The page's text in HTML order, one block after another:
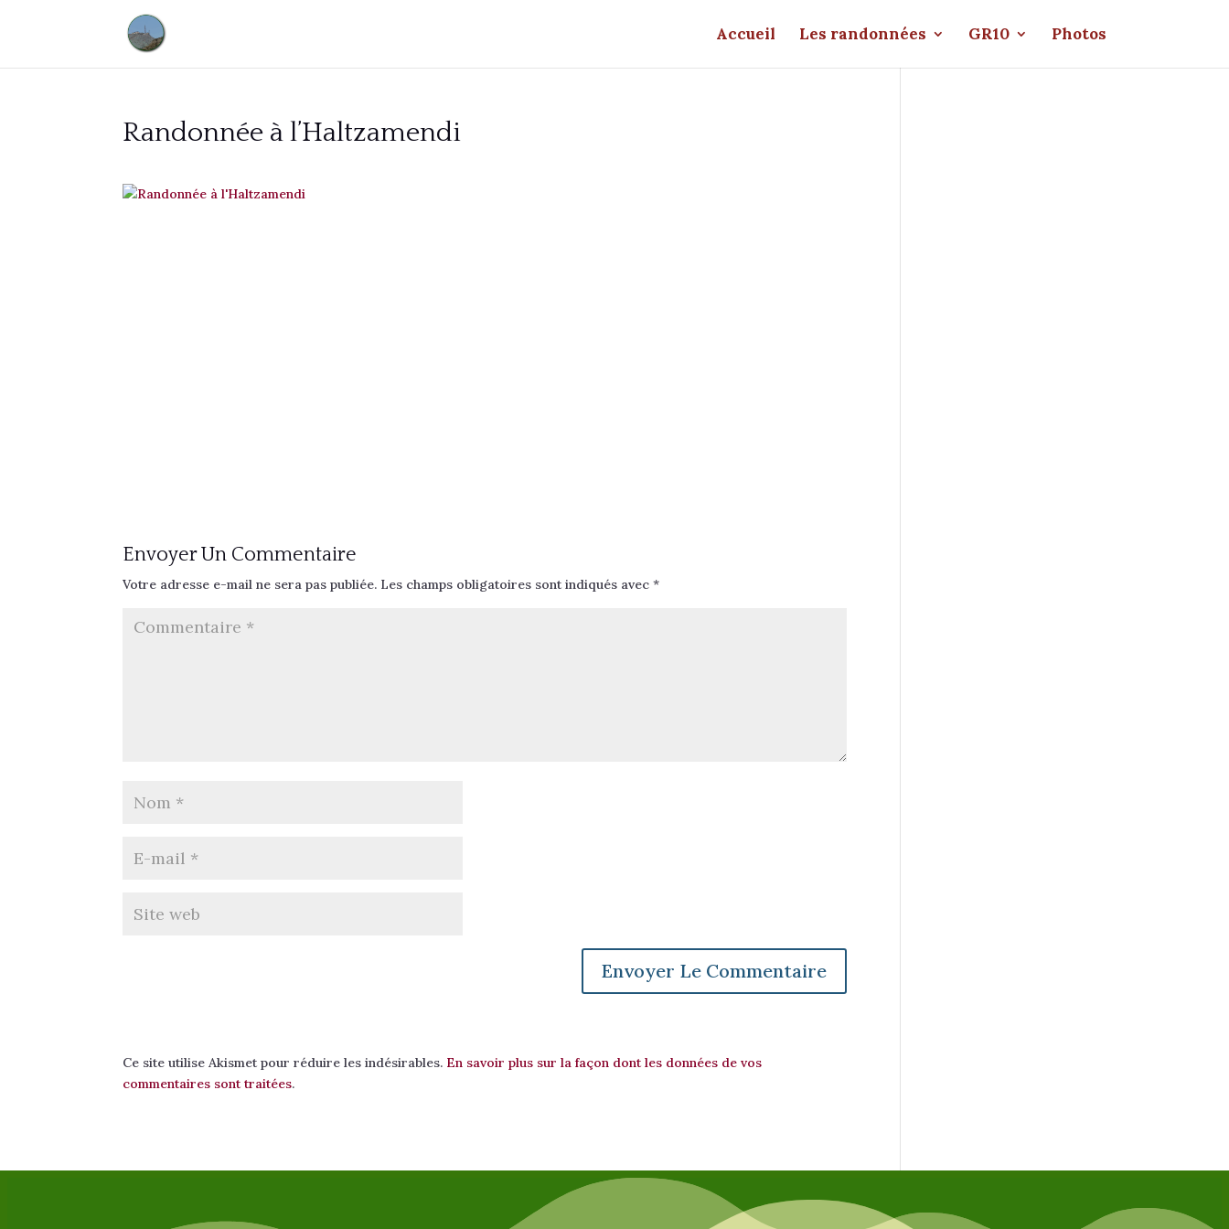
Accueil Les randonnées GR10 Photos
Randonnée à l’Haltzamendi
Envoyer Un Commentaire
Votre adresse e-mail ne sera pas publiée. Les champs obligatoires sont indiqués avec*
Ce site utilise Akismet pour réduire les indésirables. En savoir plus sur la façon dont les données de vos
commentaires sont traitées.